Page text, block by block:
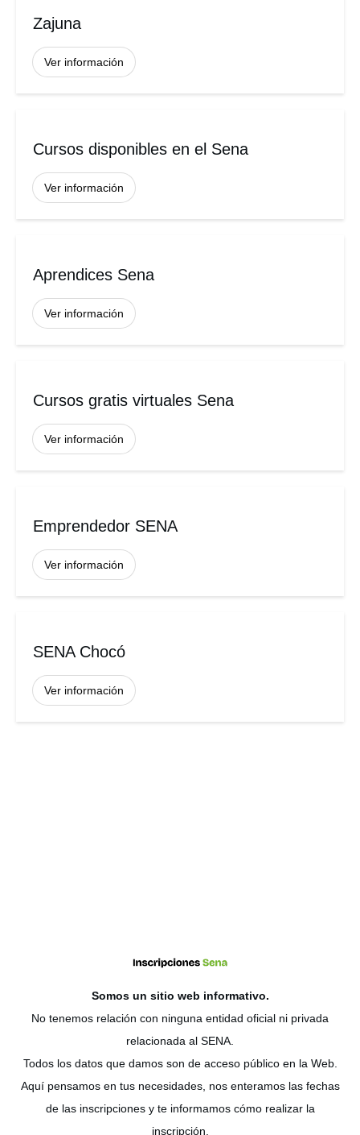
Zajuna
Ver información
Cursos disponibles en el Sena
Ver información
Aprendices Sena
Ver información
Cursos gratis virtuales Sena
Ver información
Emprendedor SENA
Ver información
SENA Chocó
Ver información
Somos un sitio web informativo.
No tenemos relación con ninguna entidad oficial ni privada
relacionada al SENA.
Todos los datos que damos son de acceso público en la Web.
Aquí pensamos en tus necesidades, nos enteramos las fechas
de las inscripciones y te informamos cómo realizar la
inscripción.